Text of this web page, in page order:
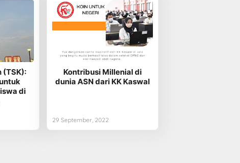
(TSK):
di
Kontribusi Millenial di
dunia ASN dari KK Kaswal
29 September, 2022